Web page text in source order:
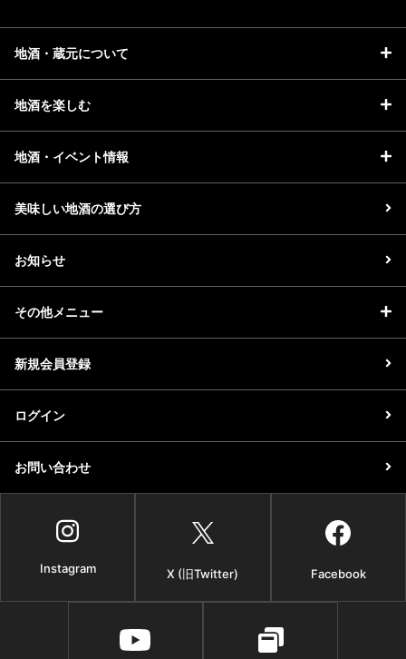
地酒・蔵元について
地酒を楽しむ
地酒・イベント情報
美味しい地酒の選び方
お知らせ
その他メニュー
新規会員登録
ログイン
お問い合わせ
Instagram X (旧Twitter) Facebook